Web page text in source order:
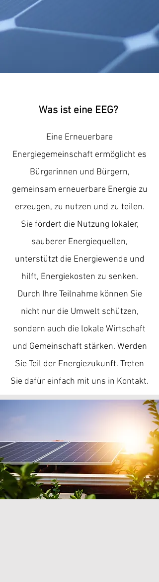
Was ist eine EEG?
Eine Erneuerbare
Energiegemeinschaft ermöglicht es
Bürgerinnen und Bürgern,
gemeinsam erneuerbare Energie zu
erzeugen, zu nutzen und zu teilen.
Sie fördert die Nutzung lokaler,
sauberer Energiequellen,
unterstützt die Energiewende und
hilft, Energiekosten zu senken.
Durch Ihre Teilnahme können Sie
nicht nur die Umwelt schützen,
sondern auch die lokale Wirtschaft
und Gemeinschaft stärken. Werden
Sie Teil der Energiezukunft. Treten
Sie dafür einfach mit uns in Kontakt.